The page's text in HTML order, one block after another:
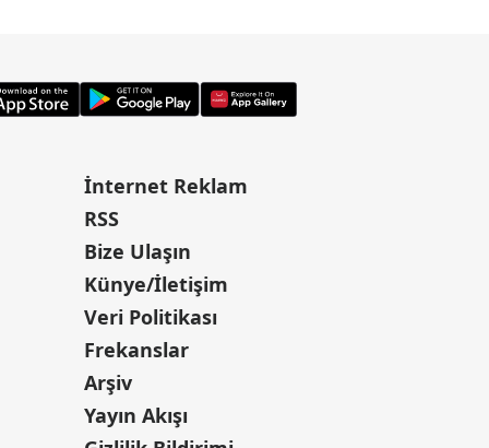
İnternet Reklam
RSS
Bize Ulaşın
Künye/İletişim
Veri Politikası
Frekanslar
Arşiv
Yayın Akışı